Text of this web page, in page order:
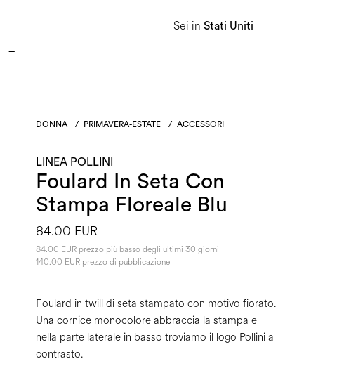
Sei in Stati Uniti
APPROFITTA DEI SALDI E SCOPRI LA NUOVA COLLEZIONE AUTUNNO/
DONNA / PRIMAVERA-ESTATE / ACCESSORI
LINEA POLLINI
Foulard In Seta Con
Stampa Floreale Blu
84.00 EUR
84.00 EUR prezzo più basso degli ultimi 30 giorni
140.00 EUR prezzo di pubblicazione
Foulard in twill di seta stampato con motivo fiorato.
Una cornice monocolore abbraccia la stampa e
nella parte laterale in basso troviamo il logo Pollini a
contrasto.